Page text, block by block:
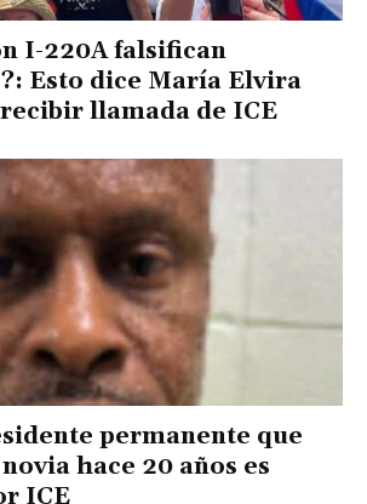
I-220A falsifican
Esto dice María Elvira
llamada de ICE
permanente que
hace 20 años es
ICE